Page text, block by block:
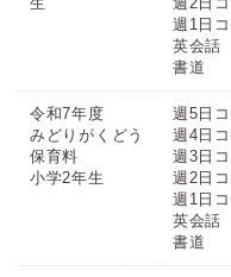
週1日
英会
書道
令和7年度
みどりがくどう
保育料
小学2年生
週5日
週4日
週3日
週2日
週1日
英会
書道